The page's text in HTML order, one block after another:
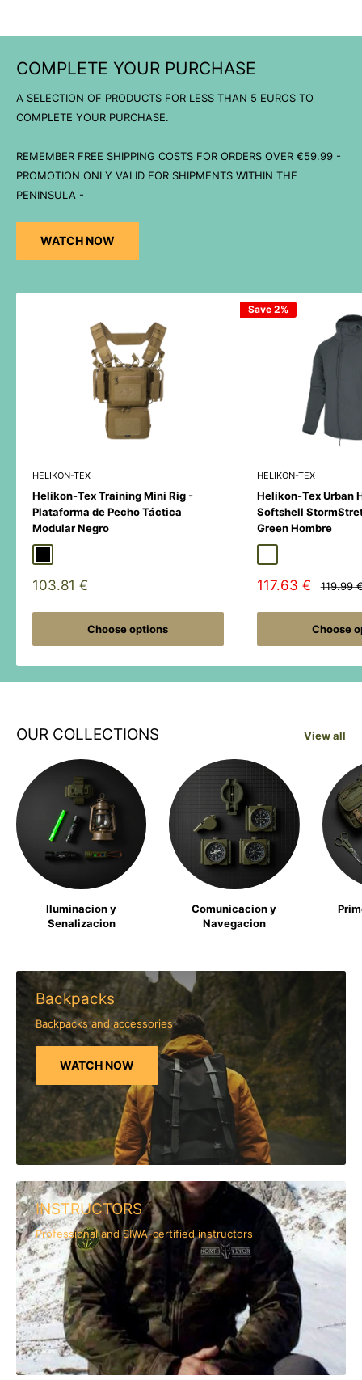
COMPLETE YOUR PURCHASE
A SELECTION OF PRODUCTS FOR LESS THAN 5 EUROS TO
COMPLETE YOUR PURCHASE.
REMEMBER FREE SHIPPING COSTS FOR ORDERS OVER €59.99 -
PROMOTION ONLY VALID FOR SHIPMENTS WITHIN THE
PENINSULA -
WATCH NOW
HELIKON-TEX
Helikon-Tex Training Mini Rig -
Plataforma de Pecho Táctica
Modular Negro
Sale
103.81 €
Choose options
Save 2%
HELIKON-TEX
Helikon-Tex Urban
Softshell
Green Hombre
Sale
117.63 €
Regular
119.99
Choose
OUR COLLECTIONS View all
Iluminacion y
Senalizacion
Comunicacion y
Navegacion
Backpacks
Backpacks and accessories
WATCH NOW
INSTRUCTORS
Professional and SIWA-certified instructors